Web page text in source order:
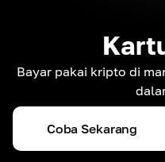
Bayar pakai kripto di
Coba Sekarang